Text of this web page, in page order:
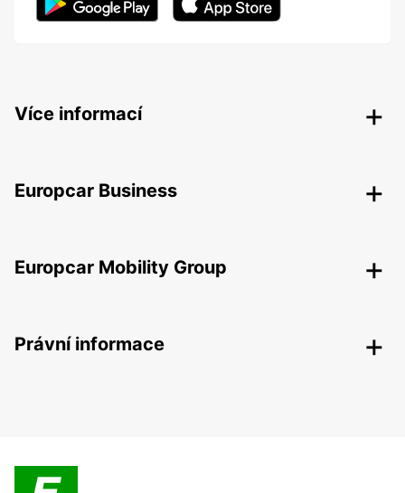
Více informací
Europcar Business
Europcar Mobility Group
Právní informace